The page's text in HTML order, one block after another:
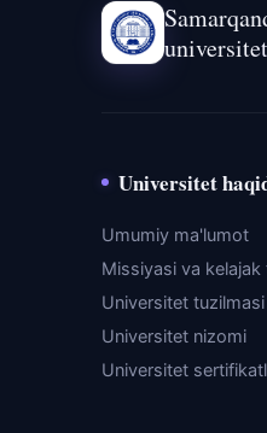
Universitet
Umumiy ma'lumot
Missiyasi va kelajak
Universitet tuzilmasi
Universitet nizomi
Universitet